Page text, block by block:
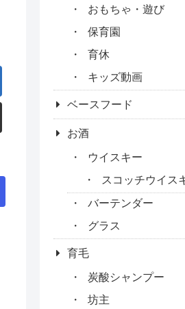
おもちゃ・遊び
保育園
育休
キッズ動画
ベースフード
お酒
ウイスキー
スコッチウイス
バーテンダー
グラス
育毛
炭酸シャンプー
坊主